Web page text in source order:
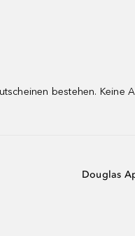
bestehen. Keine
Douglas